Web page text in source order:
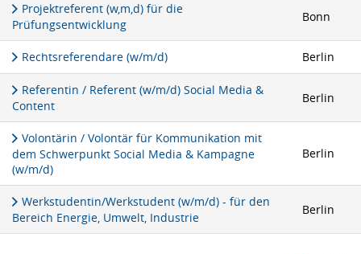
Projektreferent (w,m,d) für die
Prüfungsentwicklung
Bonn
Rechtsreferendare (w/m/d) Berlin
Referentin / Referent (w/m/d) Social Media &
Content
Berlin
Volontärin / Volontär für Kommunikation mit
dem Schwerpunkt Social Media & Kampagne
(w/m/d)
Berlin
Werkstudentin/Werkstudent (w/m/d) - für den
Bereich Energie, Umwelt, Industrie
Berlin